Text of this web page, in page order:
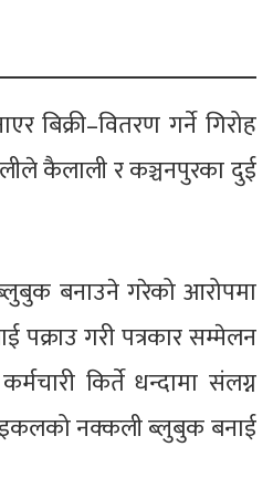
बिक्री–वितरण गर्ने गिरोह
कैलाली र कञ्चनपुरका दुई
बनाउने गरेको आरोपमा
पक्राउ गरी पत्रकार सम्मेलन
किर्ते धन्दामा संलग्न
नक्कली ब्लुबुक बनाई